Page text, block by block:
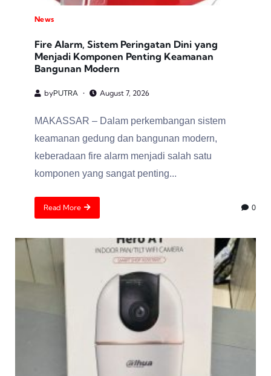
News
Fire Alarm, Sistem Peringatan Dini yang
Menjadi Komponen Penting Keamanan
Bangunan Modern
byPUTRA August 7, 2026
MAKASSAR – Dalam perkembangan sistem
keamanan gedung dan bangunan modern,
keberadaan fire alarm menjadi salah satu
komponen yang sangat penting...
Read More 0